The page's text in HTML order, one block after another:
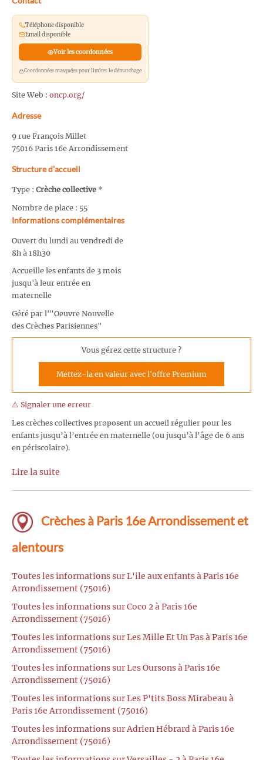
Téléphone disponible
Email disponible
Voir les coordonnées
Coordonnées masquées pour limiter le démarchage
Site Web : oncp.org/
Adresse
9 rue François Millet
75016 Paris 16e Arrondissement
Structure d’accueil
Type : Crèche collective *
Nombre de place : 55
Informations complémentaires
Ouvert du lundi au vendredi de
8h à 18h30
Accueille les enfants de 3 mois
jusqu'à leur entrée en
maternelle
Géré par l'"Oeuvre Nouvelle
des Crèches Parisiennes"
Vous gérez cette structure ?
Mettez-la en valeur avec l'offre Premium
⚠️ Signaler une erreur
Les crèches collectives proposent un accueil régulier pour les
enfants jusqu’à l’entrée en maternelle (ou jusqu’à l’âge de 6 ans
en périscolaire).
Lire la suite
Crèches à Paris 16e Arrondissement et
alentours
Toutes les informations sur L'ile aux enfants à Paris 16e
Arrondissement (75016)
Toutes les informations sur Coco 2 à Paris 16e
Arrondissement (75016)
Toutes les informations sur Les Mille Et Un Pas à Paris 16e
Arrondissement (75016)
Toutes les informations sur Les Oursons à Paris 16e
Arrondissement (75016)
Toutes les informations sur Les P'tits Boss Mirabeau à
Paris 16e Arrondissement (75016)
Toutes les informations sur Adrien Hébrard à Paris 16e
Arrondissement (75016)